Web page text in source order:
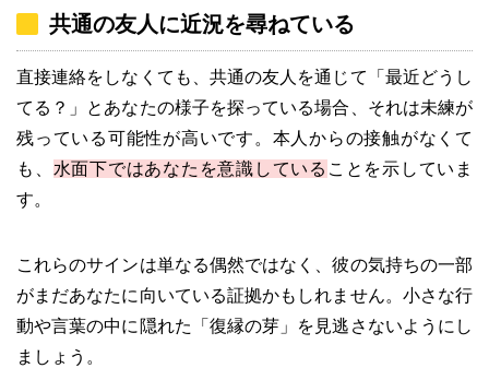
共通の友人に近況を尋ねている
直接連絡をしなくても、共通の友人を通じて「最近どうし
てる？」とあなたの様子を探っている場合、それは未練が
残っている可能性が高いです。本人からの接触がなくて
も、 水面下ではあなたを意識している ことを示していま
す。
これらのサインは単なる偶然ではなく、彼の気持ちの一部
がまだあなたに向いている証拠かもしれません。小さな行
動や言葉の中に隠れた「復縁の芽」を見逃さないようにし
ましょう。